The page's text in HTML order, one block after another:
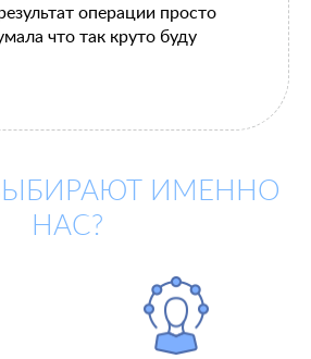
операции просто
что так круто буду
ИМЕННО
НАС?